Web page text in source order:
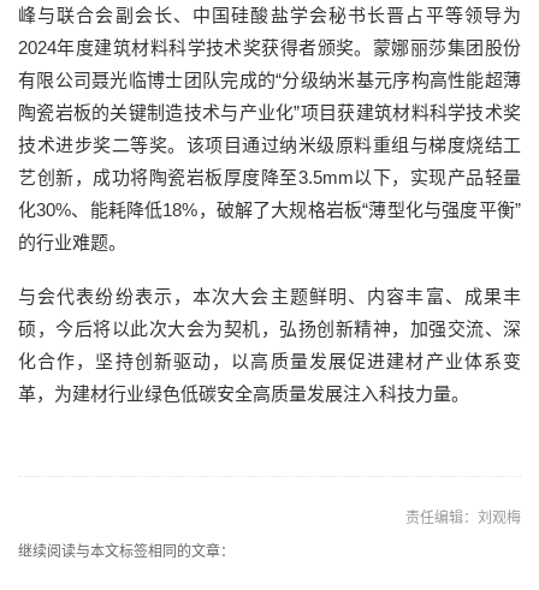
峰与联合会副会长、中国硅酸盐学会秘书长晋占平等领导为
2024年度建筑材料科学技术奖获得者颁奖。蒙娜丽莎集团股份
有限公司聂光临博士团队完成的“分级纳米基元序构高性能超薄
陶瓷岩板的关键制造技术与产业化”项目获建筑材料科学技术奖
技术进步奖二等奖。该项目通过纳米级原料重组与梯度烧结工
艺创新，成功将陶瓷岩板厚度降至3.5mm以下，实现产品轻量
化30%、能耗降低18%，破解了大规格岩板“薄型化与强度平衡”
的行业难题。
与会代表纷纷表示，本次大会主题鲜明、内容丰富、成果丰
硕，今后将以此次大会为契机，弘扬创新精神，加强交流、深
化合作，坚持创新驱动，以高质量发展促进建材产业体系变
革，为建材行业绿色低碳安全高质量发展注入科技力量。
责任编辑：刘观梅
继续阅读与本文标签相同的文章：